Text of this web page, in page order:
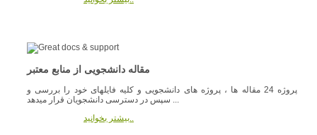
مقاله دانشجویی از منابع معتبر
پروژه 24 مقاله ها ، پروژه های دانشجویی و کلیه فایلهای خود را بررسی و
سپس در دسترسی دانشجویان قرار میدهد ...
بیشتر بخوانید..